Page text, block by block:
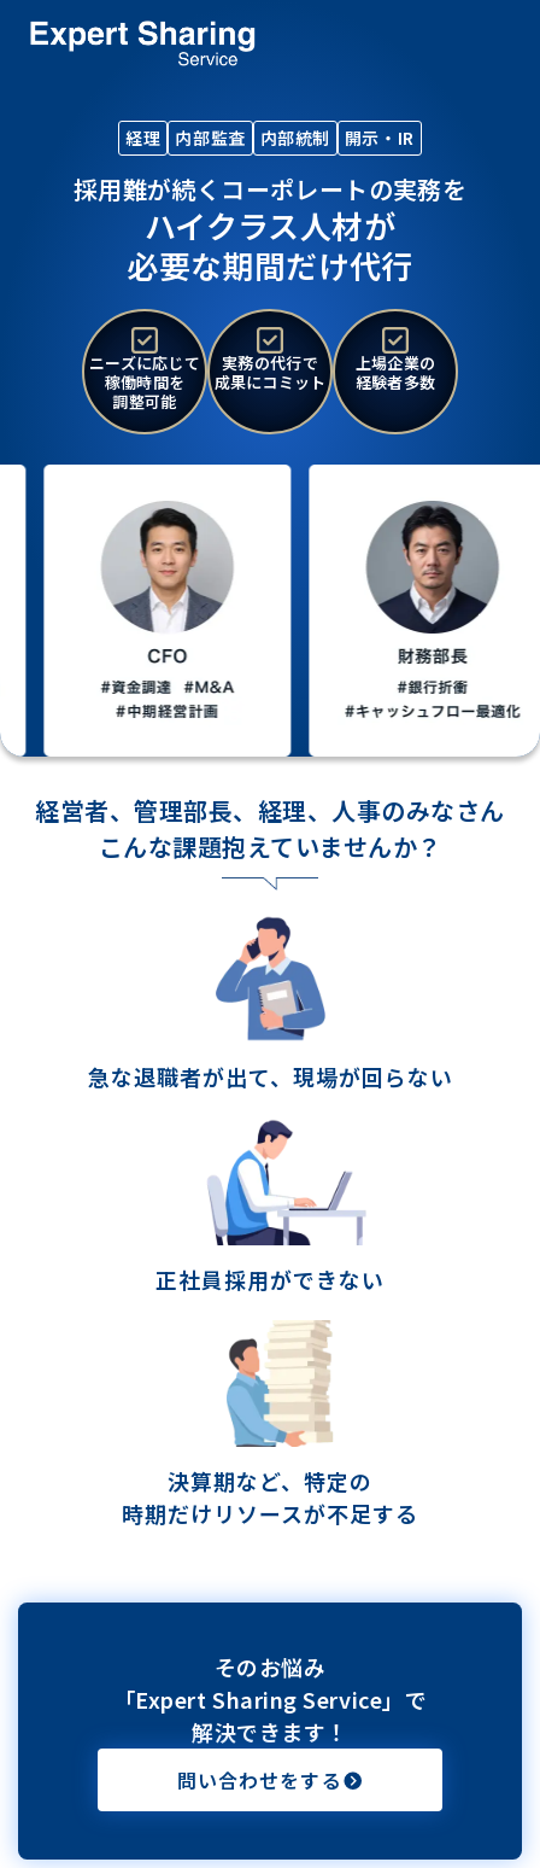
経理 内部監査 内部統制 開示・IR
採用難が続く コーポレートの実務を
ハイクラス人材が
必要な期間だけ代行
ニーズに応じて
稼働時間を
調整可能
実務の代行で
成果にコミット
上場企業の
経験者多数
経営者、管理部長、経理、人事のみなさん
こんな課題抱えていませんか？
急な退職者が出て、 現場が回らない
正社員採用ができない
決算期など、特定の
時期だけリソースが不足する
そのお悩み
「Expert Sharing Service」で
解決できます！
問い合わせをする